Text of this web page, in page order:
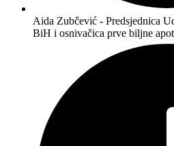
Aida Zubčević - Predsjednica
BiH i osnivačica prve biljne